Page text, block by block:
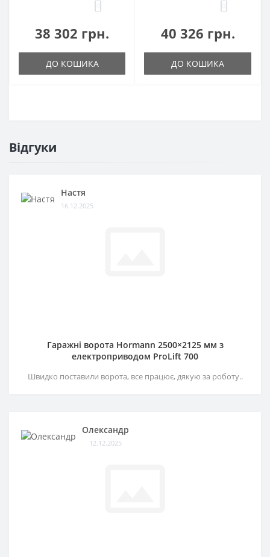
38 302 грн.
ДО КОШИКА
40 326 грн.
ДО КОШИКА
Відгуки
Настя
16.12.2025
Гаражні ворота Hormann 2500×2125 мм з
електроприводом ProLift 700
Швидко поставили ворота, все працює, дякую за роботу..
Олександр
12.12.2025